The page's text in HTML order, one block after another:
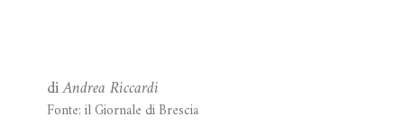
diAndrea Riccardi
Fonte: il Giornale di Brescia